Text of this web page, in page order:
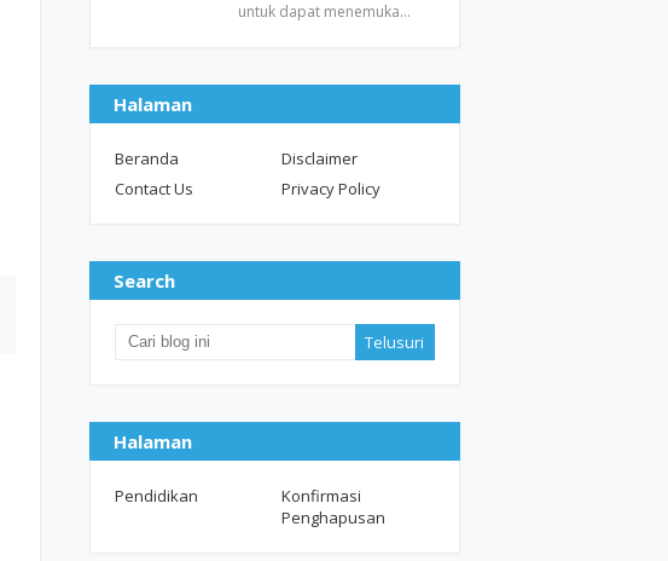
untuk dapat menemuka…
Halaman
Beranda
Disclaimer
Contact Us
Privacy Policy
Search
Halaman
Pendidikan
Konfirmasi
Penghapusan